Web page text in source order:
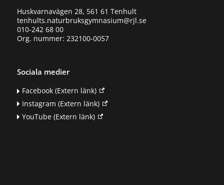
Huskvarnavägen 28, 561 61 Tenhult
tenhults.naturbruksgymnasium@rjl.se
010-242 68 00
Org. nummer: 232100-0057
Sociala medier
Facebook(Extern länk)
Instagram (Extern länk)
YouTube(Extern länk)